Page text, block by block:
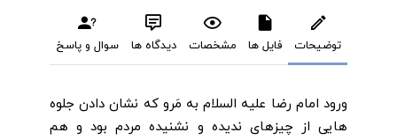
توضیحات فایل ها مشخصات دیدگاه ها سوال و پاسخ
ورود امام رضا علیه السلام به مَرو که نشان دادن جلوه
هایی از چیزهای ندیده و نشنیده مردم بود و هم